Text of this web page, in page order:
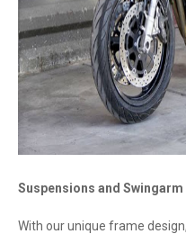
Suspensions and Swingarm
With our unique frame